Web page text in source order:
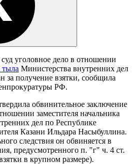
уголовное дело в отношении
тыла Министерства внутренних дел
за получение взятки, сообщила
РФ.
обвинительное заключение
заместителя начальника
дел по Республике
Казани Ильдара Насыбуллина.
следствия он обвиняется в
предусмотренного п. "г" ч. 4 ст.
в крупном размере).